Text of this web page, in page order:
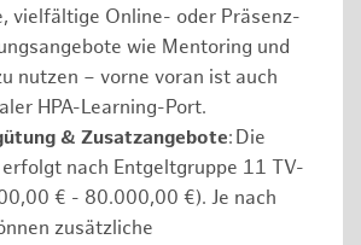
vielfältige Online- oder Präsenz-
wie Mentoring und
nutzen – vorne voran ist auch
HPA-Learning-Port.
& Zusatzangebote: Die
nach Entgeltgruppe 11 TV-
€ - 80.000,00 €). Je nach
zusätzliche